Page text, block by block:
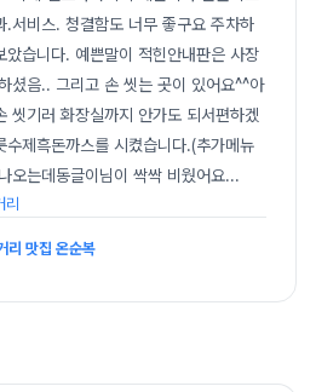
.서비스. 청결함도 너무 좋구요 주차하
았습니다. 예쁜말이 적힌안내판은 사장
셨음.. 그리고 손 씻는 곳이 있어요^^아
씻기러 화장실까지 안가도 되서편하겠
제흑돈까스를 시켰습니다.(추가메뉴
오는데동글이님이 싹싹 비웠어요...
리 맛집 온순복